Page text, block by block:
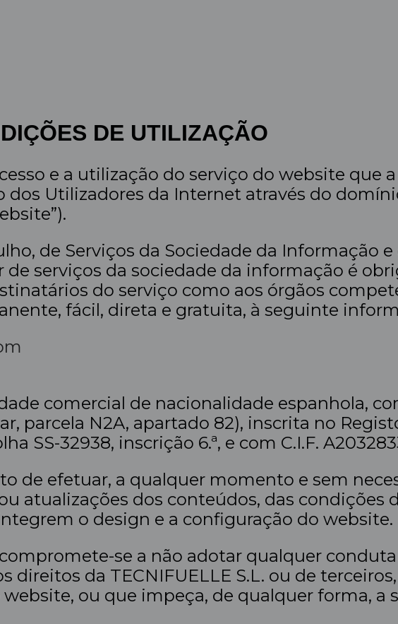
DE UTILIZAÇÃO
e a utilização do serviço do website que a
dos Utilizadores da Internet através do
de Serviços da Sociedade da Informação
serviços da sociedade da informação é
do serviço como aos órgãos
fácil, direta e gratuita, à seguinte
comercial de nacionalidade espanhola,
parcela N2A, apartado 82), inscrita no
SS-32938, inscrição 6.ª, e com C.I.F.
de efetuar, a qualquer momento e sem
atualizações dos conteúdos, das condições
o design e a configuração do website.
se a não adotar qualquer
direitos da TECNIFUELLE S.L. ou de
ou que impeça, de qualquer forma, a